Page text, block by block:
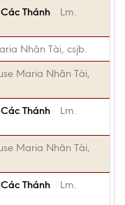
Thánh
Lm.
Nhân Tài, csjb.
Maria Nhân Tài,
Thánh
Lm.
Maria Nhân Tài,
Thánh
Lm.